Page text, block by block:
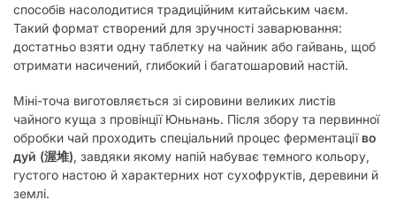
способів насолодитися традиційним китайським чаєм.
Такий формат створений для зручності заварювання:
достатньо взяти одну таблетку на чайник або гайвань, щоб
отримати насичений, глибокий і багатошаровий настій.
Міні-точа виготовляється зі сировини великих листів
чайного куща з провінції Юньнань. Після збору та первинної
обробки чай проходить спеціальний процес ферментації во
дуй (渥堆), завдяки якому напій набуває темного кольору,
густого настою й характерних нот сухофруктів, деревини й
землі.